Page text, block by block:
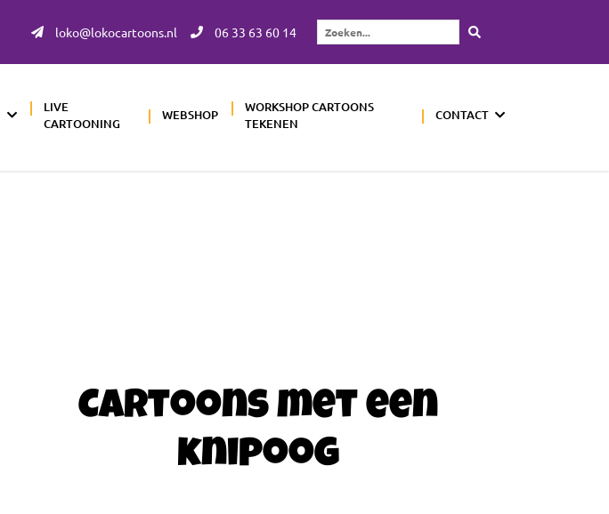
loko@lokocartoons.nl 06 33 63 60 14
Zoeken...
LIVE
CARTOONING
WEBSHOP
WORKSHOP CARTOONS
TEKENEN
CONTACT
Cartoons met een
knipoog